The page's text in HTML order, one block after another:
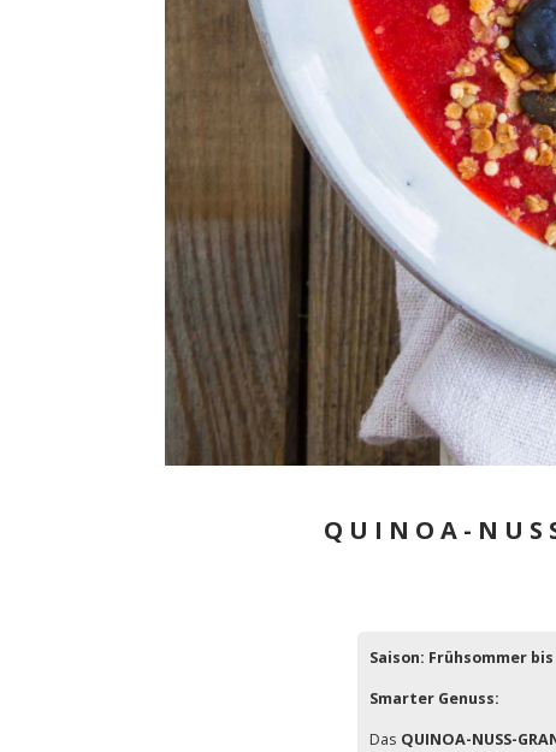
QUINOA-
Saison: Frühsommer
Smarter Genuss:
Das QUINOA-NUSS-